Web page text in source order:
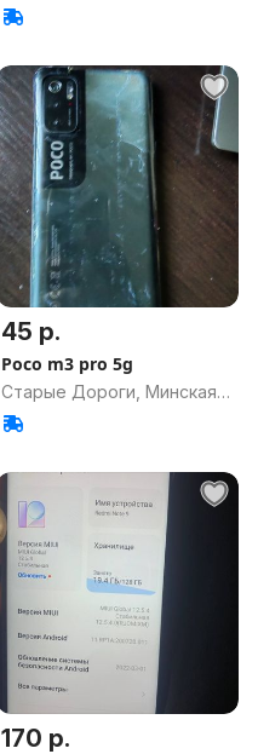
обл.
45 р.
Poco m3 pro 5g
Старые Дороги, Минская
обл.
170 р.